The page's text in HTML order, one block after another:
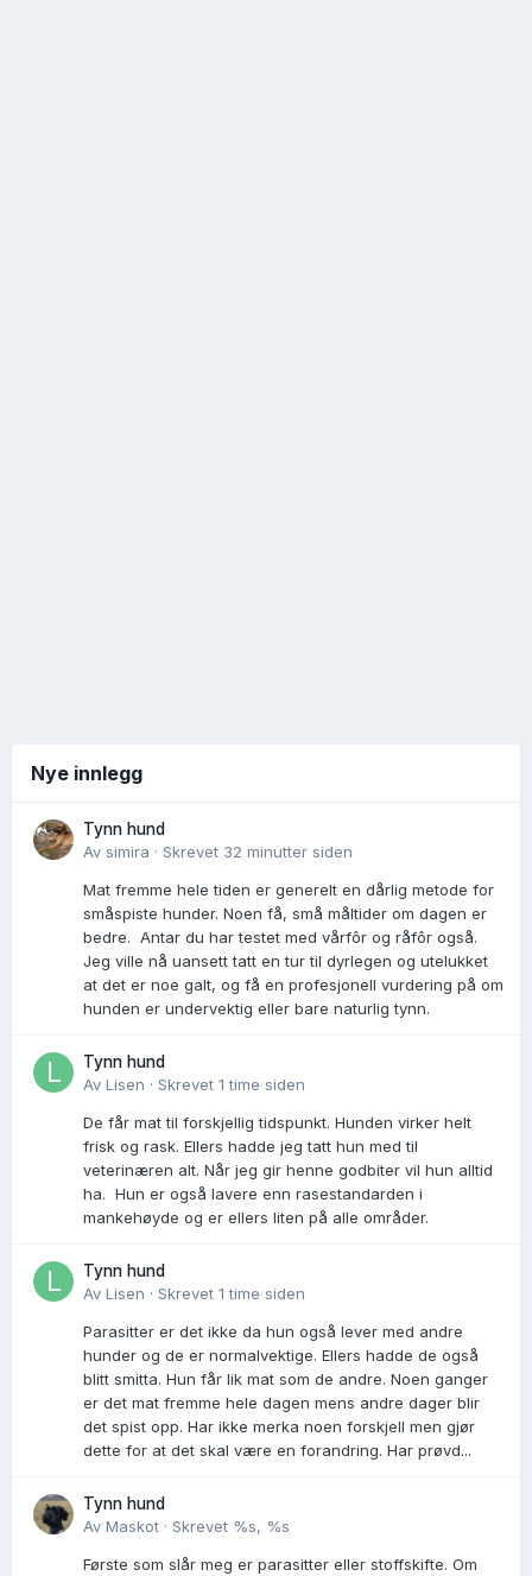
Nye innlegg
Tynn hund
Av simira · Skrevet 32 minutter siden
Mat fremme hele tiden er generelt en dårlig metode for
småspiste hunder. Noen få, små måltider om dagen er
bedre. Antar du har testet med vårfôr og råfôr også.
Jeg ville nå uansett tatt en tur til dyrlegen og utelukket
at det er noe galt, og få en profesjonell vurdering på om
hunden er undervektig eller bare naturlig tynn.
Tynn hund
Av Lisen · Skrevet 1 time siden
De får mat til forskjellig tidspunkt. Hunden virker helt
frisk og rask. Ellers hadde jeg tatt hun med til
veterinæren alt. Når jeg gir henne godbiter vil hun alltid
ha. Hun er også lavere enn rasestandarden i
mankehøyde og er ellers liten på alle områder.
Tynn hund
Av Lisen · Skrevet 1 time siden
Parasitter er det ikke da hun også lever med andre
hunder og de er normalvektige. Ellers hadde de også
blitt smitta. Hun får lik mat som de andre. Noen ganger
er det mat fremme hele dagen mens andre dager blir
det spist opp. Har ikke merka noen forskjell men gjør
dette for at det skal være en forandring. Har prøvd...
Tynn hund
Av Maskot · Skrevet %s, %s
Første som slår meg er parasitter eller stoffskifte. Om